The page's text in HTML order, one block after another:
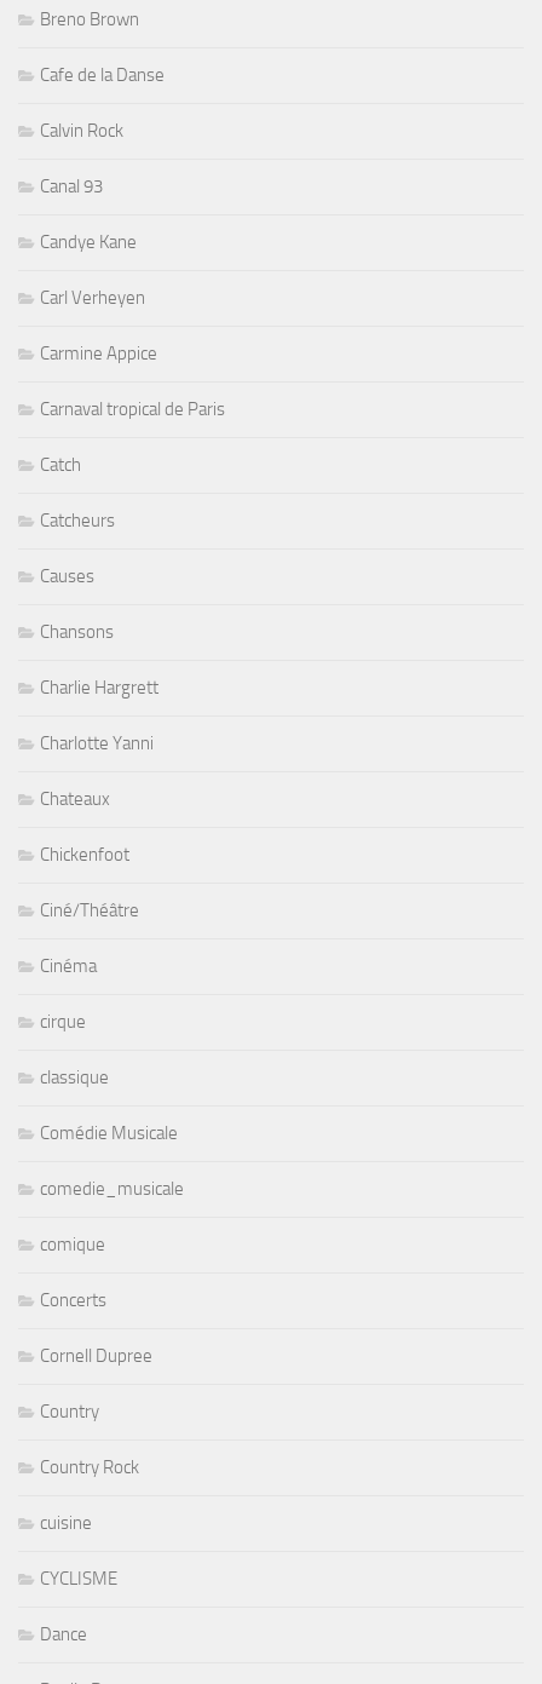
Breno Brown
Cafe de la Danse
Calvin Rock
Canal 93
Candye Kane
Carl Verheyen
Carmine Appice
Carnaval tropical de Paris
Catch
Catcheurs
Causes
Chansons
Charlie Hargrett
Charlotte Yanni
Chateaux
Chickenfoot
Ciné/Théâtre
Cinéma
cirque
classique
Comédie Musicale
comedie_musicale
comique
Concerts
Cornell Dupree
Country
Country Rock
cuisine
CYCLISME
Dance